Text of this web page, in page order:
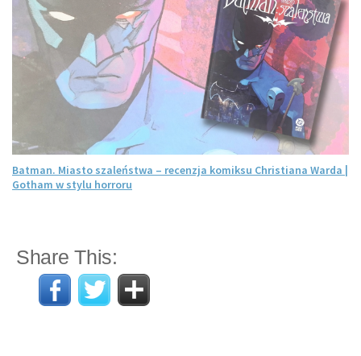
Batman. Miasto szaleństwa – recenzja komiksu Christiana Warda |
Gotham w stylu horroru
Share This: